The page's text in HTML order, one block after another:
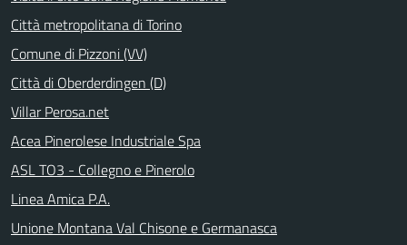
Città metropolitana di Torino
Comune di Pizzoni (VV)
Città di Oberderdingen (D)
Villar Perosa.net
Acea Pinerolese Industriale Spa
ASL TO3 - Collegno e Pinerolo
Linea Amica P.A.
Unione Montana Val Chisone e Germanasca